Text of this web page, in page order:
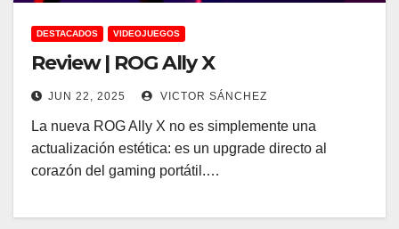
DESTACADOS VIDEOJUEGOS
Review | ROG Ally X
JUN 22, 2025 VICTOR SÁNCHEZ
La nueva ROG Ally X no es simplemente una
actualización estética: es un upgrade directo al
corazón del gaming portátil.…